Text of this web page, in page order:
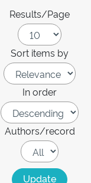
Results/Page
Sort items by
In order
Authors/record